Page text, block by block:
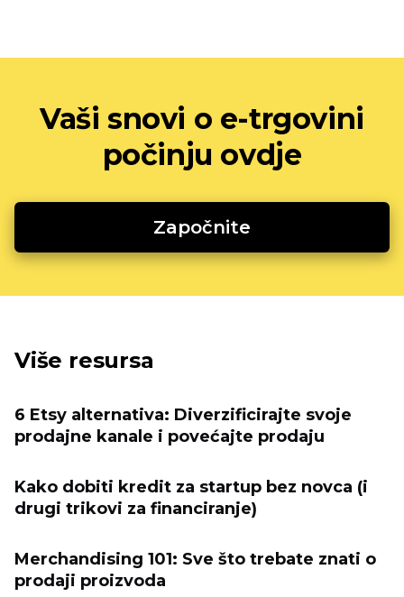
Vaši snovi o e-trgovini
počinju ovdje
Započnite
Više resursa
6 Etsy alternativa: Diverzificirajte svoje
prodajne kanale i povećajte prodaju
Kako dobiti kredit za startup bez novca (i
drugi trikovi za financiranje)
Merchandising 101: Sve što trebate znati o
prodaji proizvoda